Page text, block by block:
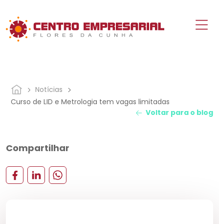
Notícias
Curso de LID e Metrologia tem vagas limitadas
Voltar para o blog
Compartilhar